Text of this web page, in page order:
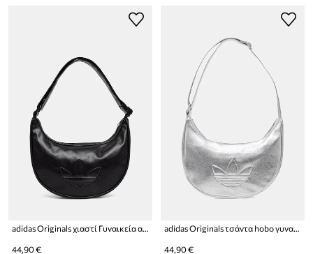
adidas Originals χιαστί Γυναικεία από απομίμηση δέρματος Adicolor
44,90 €
adidas Originals τσάντα hobo γυναικεία από απομίμηση δέρματος Adicolor
44,90 €